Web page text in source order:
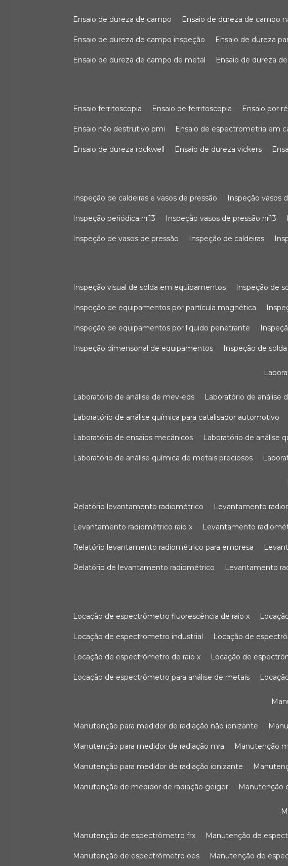
ensaio de dureza de campo ensaio de dureza de campo
ensaio de dureza de campo inspeção ensaio de dureza
ensaio de dureza de campo de metal ensaio de dureza
ensaio ferritoscopia ensaio de ferritoscopia ensaio por
ensaio não destrutivo pmi ensaio de espectrometria em
ensaio de dureza rockwell ensaio de dureza vickers
inspeção de caldeiras e vasos de pressão inspeção vasos
inspeção periódica nr13 inspeção vasos de pressão nr13
inspeção de vasos de pressão inspeção de caldeiras
inspeção visual de solda em equipamentos inspeção de
inspeção de equipamentos por partícula magnética
inspeção de equipamentos por liquido penetrante
inspeção dimensonal de equipamentos inspeção de
laboratório de análise de mev-eds laboratório de análise
laboratório de análise química para catalisador automotivo
laboratório de ensaios mecânicos laboratório de análise
laboratório de análise química de metais preciosos
relatório levantamento radiométrico levantamento
levantamento radiométrico raio x levantamento
relatório levantamento radiométrico para empresa
relatório de levantamento radiométrico levantamento
locação de espectrômetro fluorescência de raio x
locação de espectrometro industrial locação de
locação de espectrômetro de raio x locação de
locação de espectrômetro para análise de metais
manutenção para medidor de radiação não ionizante
manutenção para medidor de radiação mra manutenção
manutenção para medidor de radiação ionizante
manutenção de medidor de radiação geiger
manutenção de espectrômetro frx manutenção de
manutenção de espectrômetro oes manutenção de